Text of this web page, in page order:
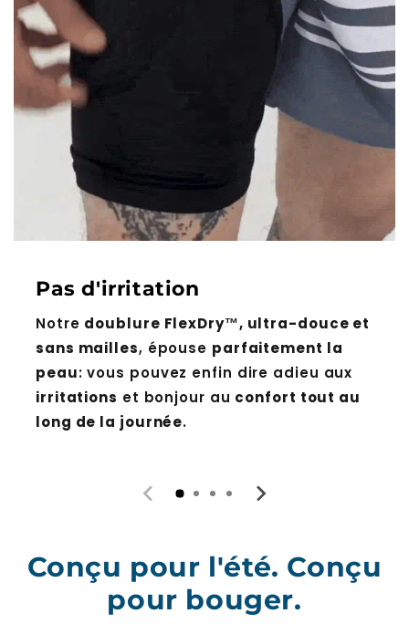
Pas d'irritation
Notre doublure FlexDry™, ultra-douce et
sans mailles, épouse parfaitement la
peau: vous pouvez enfin dire adieu aux
irritations et bonjour au confort tout au
long de la journée.
Conçu pour l'été. Conçu
pour bouger.